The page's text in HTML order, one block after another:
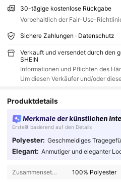
30-tägige kostenlose Rückgabe
Vorbehaltlich der Fair-Use-
Sichere Zahlungen · Datenschutz
Verkauft und versendet durch den
SHEIN
Informationen und Pflichten des
Um diesen Verkäufer und/oder
Produktdetails
Merkmale der künstlichen
Erstellt basierend auf den Details
Polyester: Geschmeidiges
Elegant: Anmutiger und eleganter
Zusammensetzung: 100% Polyester